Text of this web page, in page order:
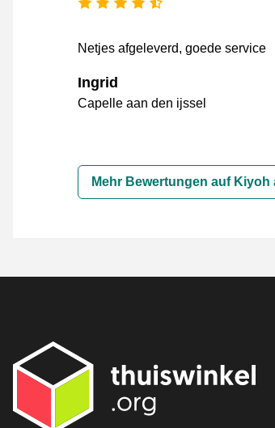
Netjes afgeleverd, goede service
Ingrid
Capelle aan den ijssel
Mehr Bewertungen auf Kiyoh